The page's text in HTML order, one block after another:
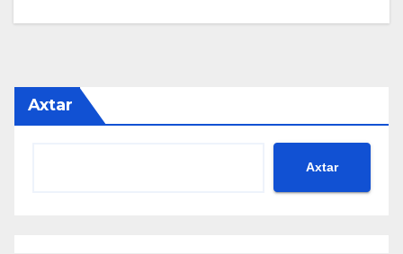
Axtar
Axtar